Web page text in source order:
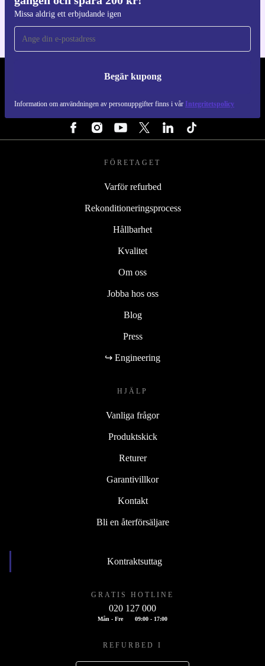
Missa aldrig ett erbjudande igen
Begär kupong
Information om användningen av personuppgifter finns i vår Integritetspolicy
REFURBED SVERIGE - RETHINK NEW.
FÖLJ OSS
FÖRETAGET
Varför refurbed
Rekonditioneringsprocess
Hållbarhet
Kvalitet
Om oss
Jobba hos oss
Blog
Press
↪ Engineering
HJÄLP
Vanliga frågor
Produktskick
Returer
Garantivillkor
Kontakt
Bli en återförsäljare
Kontraktsuttag
GRATIS HOTLINE
020 127 000
Mån - Fre 09:00 - 17:00
REFURBED I